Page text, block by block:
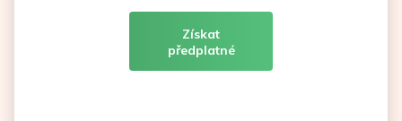
Získat
předplatné